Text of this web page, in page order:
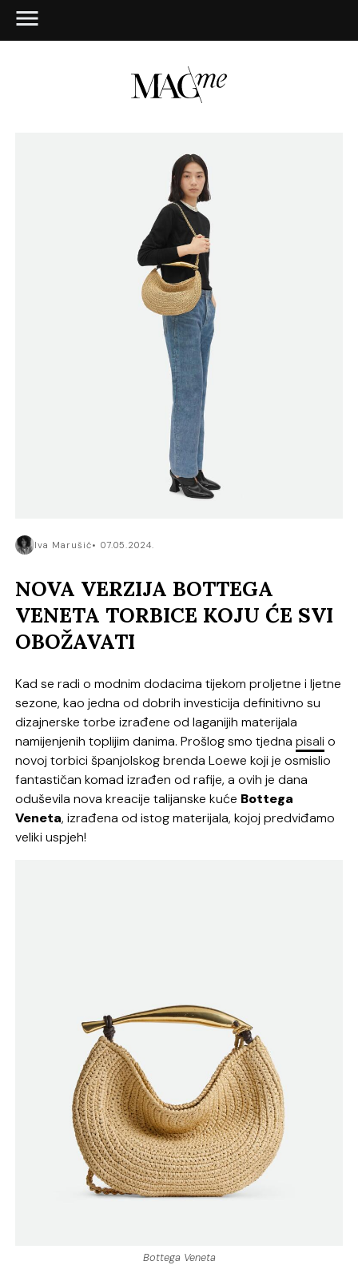
Iva Marušić 07.05.2024.
NOVA VERZIJA BOTTEGA
VENETA TORBICE KOJU ĆE SVI
OBOŽAVATI
Kad se radi o modnim dodacima tijekom proljetne i ljetne
sezone, kao jedna od dobrih investicija definitivno su
dizajnerske torbe izrađene od laganijih materijala
namijenjenih toplijim danima. Prošlog smo tjednapisali o
novoj torbici španjolskog brenda Loewe koji je osmislio
fantastičan komad izrađen od rafije, a ovih je dana
oduševila nova kreacije talijanske kuće Bottega
Veneta, izrađena od istog materijala, kojoj predviđamo
veliki uspjeh!
Bottega Veneta